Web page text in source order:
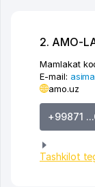
2. AMO-
Mamlakat
E-mail:
amo.uz
+99871
Tashkilot